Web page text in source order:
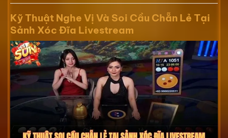
Kỹ Thuật Nghe Vị Và Soi Cầu Chẵn Lẻ Tại
Sảnh Xóc Đĩa Livestream